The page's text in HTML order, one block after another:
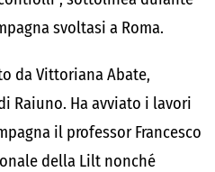
svoltasi a Roma.
da Vittoriana Abate,
Raiuno. Ha avviato i lavori
il professor Francesco
della Lilt nonché